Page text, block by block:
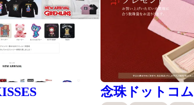
念珠ドットコム